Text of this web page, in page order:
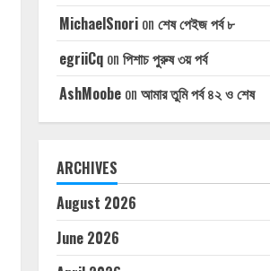
MichaelSnorion শেষ পেইজ পর্ব ৮
egriiCqon পিশাচ পুরুষ ৩য় পর্ব
AshMoobeon আমার তুমি পর্ব ৪২ ও শেষ
ARCHIVES
August 2026
June 2026